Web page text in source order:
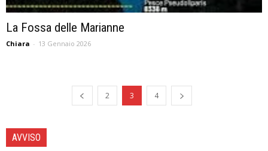
La Fossa delle Marianne
Chiara - 13 Gennaio 2026
2 3 4
AVVISO